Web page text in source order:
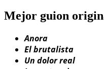
Mejor guion
Anora
El brutalista
Un dolor real